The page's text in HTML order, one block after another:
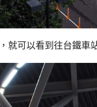
就可以看到往台鐵車